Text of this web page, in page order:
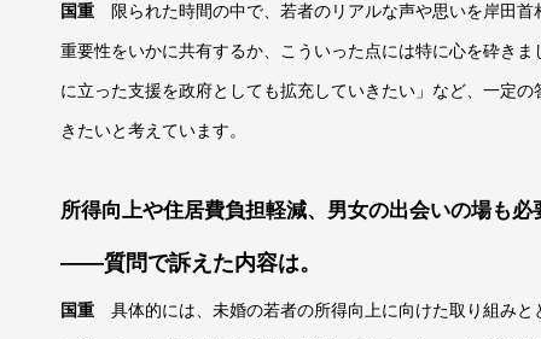
国重 限られた時間の中で、若者のリアルな声や思いを岸田
重要性をいかに共有するか、こういった点には特に心を砕き
に立った支援を政府としても拡充していきたい」など、一定
きたいと考えています。
所得向上や住居費負担軽減、男女の出会いの場も必
――質問で訴えた内容は。
国重 具体的には、未婚の若者の所得向上に向けた取り組み